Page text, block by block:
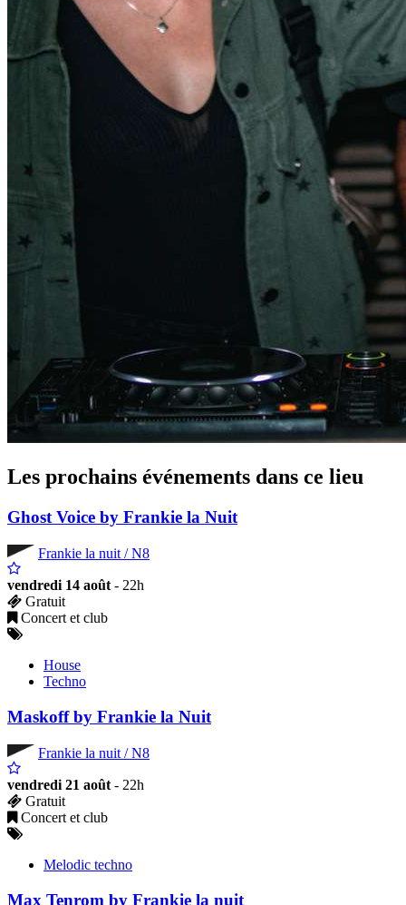
Les prochains événements dans ce lieu
Ghost Voice by Frankie la Nuit
Frankie la nuit / N8
vendredi 14 août - 22h
Gratuit
Concert et club
House
Techno
Maskoff by Frankie la Nuit
Frankie la nuit / N8
vendredi 21 août - 22h
Gratuit
Concert et club
Melodic techno
Max Tenrom by Frankie la nuit